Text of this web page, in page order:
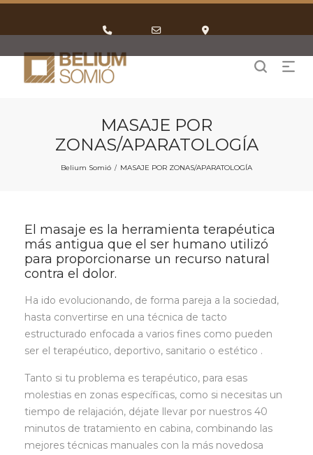
MASAJE POR
ZONAS/APARATOLOGÍA
Belium Somió / MASAJE POR ZONAS/APARATOLOGÍA
El masaje es la herramienta terapéutica
más antigua que el ser humano utilizó
para proporcionarse un recurso natural
contra el dolor.
Ha ido evolucionando, de forma pareja a la sociedad,
hasta convertirse en una técnica de tacto
estructurado enfocada a varios fines como pueden
ser el terapéutico, deportivo, sanitario o estético .
Tanto si tu problema es terapéutico, para esas
molestias en zonas específicas, como si necesitas un
tiempo de relajación, déjate llevar por nuestros 40
minutos de tratamiento en cabina, combinando las
mejores técnicas manuales con la más novedosa
for
calling